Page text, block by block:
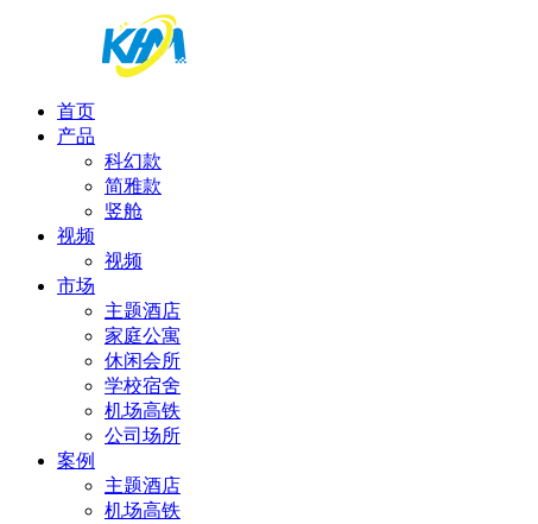
首页
产品
科幻款
简雅款
竖舱
视频
视频
市场
主题酒店
家庭公寓
休闲会所
学校宿舍
机场高铁
公司场所
案例
主题酒店
机场高铁